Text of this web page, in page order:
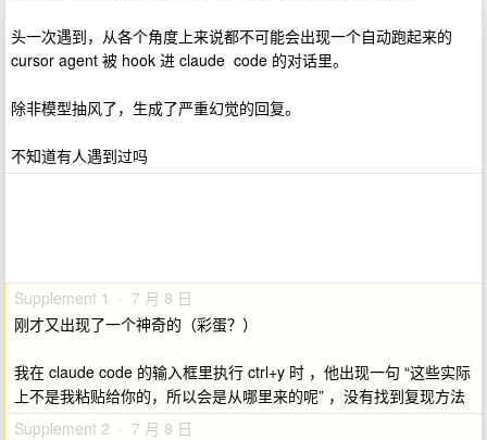
头一次遇到，从各个角度上来说都不可能会出现一个自动跑起来的
cursor agent 被 hook 进 claude code 的对话里。
除非模型抽风了，生成了严重幻觉的回复。
不知道有人遇到过吗
Supplement 1 · 7 月 8 日
刚才又出现了一个神奇的（彩蛋？）
我在 claude code 的输入框里执行 ctrl+y 时 ，他出现一句 “这些实际
上不是我粘贴给你的，所以会是从哪里来的呢” ，没有找到复现方法
Supplement 2 · 7 月 8 日